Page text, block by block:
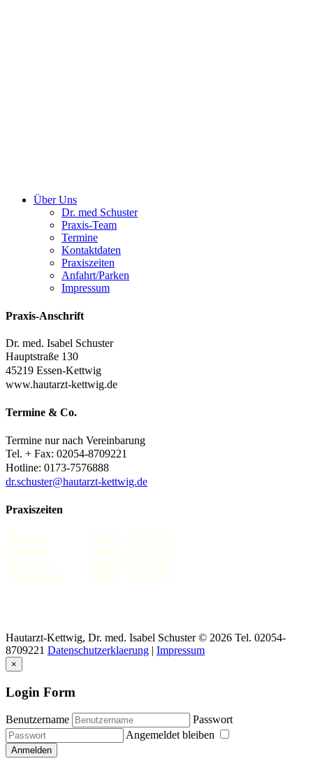
Über Uns
Dr. med Schuster
Praxis-Team
Termine
Kontaktdaten
Praxiszeiten
Anfahrt/Parken
Impressum
Praxis-Anschrift
Dr. med. Isabel Schuster
Hauptstraße 130
45219 Essen-Kettwig
www.hautarzt-kettwig.de
Termine & Co.
Termine nur nach Vereinbarung
Tel. + Fax: 02054-8709221
Hotline: 0173-7576888
dr.schuster@hautarzt-kettwig.de
Praxiszeiten
Montag:
Dienstag:
Mittwoch:
Donnerstag:
08:00 - 12:00 Uhr
14:00 - 20:00 Uhr
08:00 - 12:00 Uhr
08:00 - 12:00 Uhr
Hautarzt-Kettwig, Dr. med. Isabel Schuster © 2026 Tel. 02054-
8709221 Datenschutzerklaerung | Impressum
×
Login Form
Benutzername
Passwort
Angemeldet bleiben
Anmelden